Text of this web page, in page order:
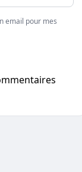
email pour mes